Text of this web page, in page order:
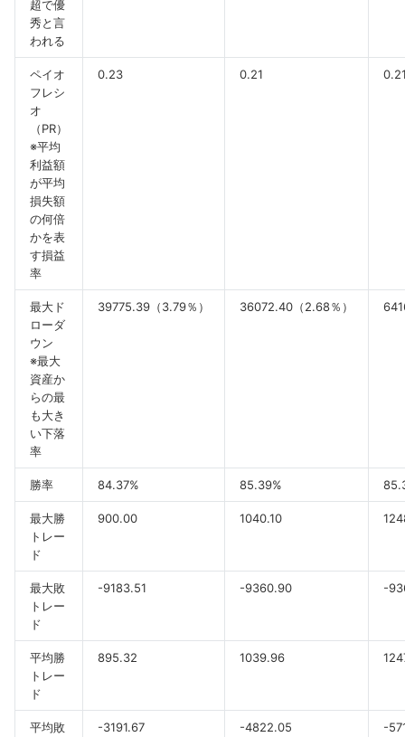
超で優
秀と言
われる
ペイオ
フレシ
オ
（PR）
※平均
利益額
が平均
損失額
の何倍
かを表
す損益
率
0.23 0.21
最大ド
ローダ
ウン
※最大
資産か
らの最
も大き
い下落
率
39775.39（3.79％） 36072.40（2.68％）
勝率 84.37% 85.39%
最大勝
トレー
ド
900.00 1040.10
最大敗
トレー
ド
-9183.51 -9360.90 -
平均勝
トレー
ド
895.32 1039.96
平均敗
-3191.67 -4822.05 -